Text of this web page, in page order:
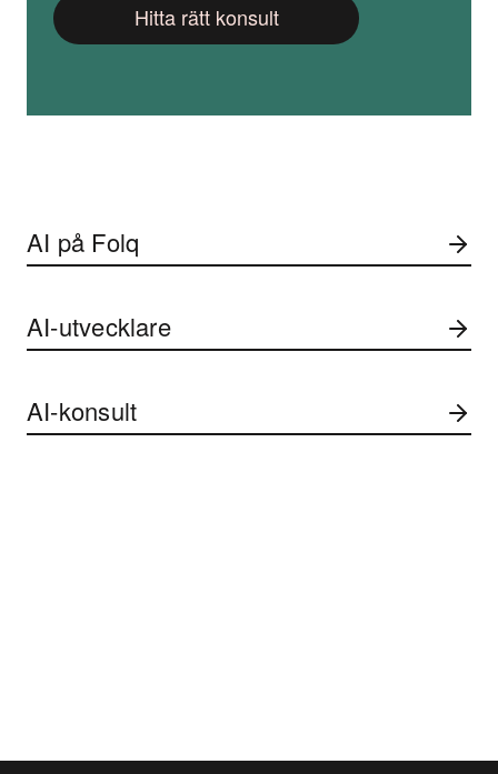
Hitta rätt konsult
AI på Folq
AI-utvecklare
AI-konsult